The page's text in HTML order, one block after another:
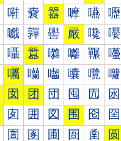
嚡 嚢 嚣 嚤 嚥 嚦
嚱 嚲 嚳 嚴 嚵 嚶
囁 囂 囃 囄 囅 囆
囑 囒 囓 囔 囕 囖
囡 团 団 囤 囥 囦
囱 囲 図 围 囵 囶
圁 圂 圃 圄 圅 圆